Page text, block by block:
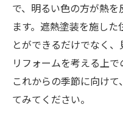
で、明るい色の方が熱
ます。遮熱塗装を施し
とができるだけでなく、
リフォームを考える上で
これからの季節に向け
てみてください。